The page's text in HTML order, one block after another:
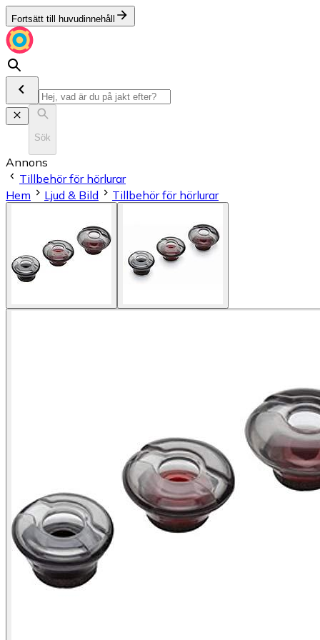
Fortsätt till huvudinnehåll
Sök
Annons
Tillbehör för hörlurar
Hem
Ljud & Bild Tillbehör för hörlurar